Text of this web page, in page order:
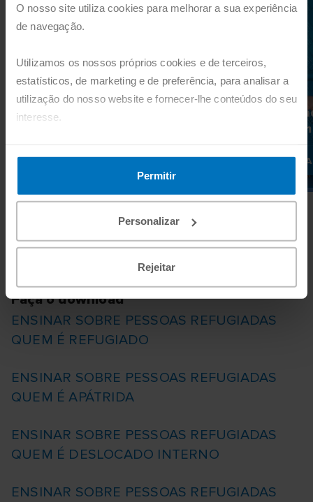
O nosso site utiliza cookies para melhorar a sua experiência
de navegação.
Utilizamos os nossos próprios cookies e de terceiros,
estatísticos, de marketing e de preferência, para analisar a
utilização do nosso website e fornecer-lhe conteúdos do seu
interesse.
"Aceitar". Pode também recusá-los, configurá-los e obter
Permitir
Personalizar
Rejeitar
Comunidade de
SABER MAIS
Recursos Educativos
Faça o download
ENSINAR SOBRE PESSOAS REFUGIADAS
QUEM É REFUGIADO
ENSINAR SOBRE PESSOAS REFUGIADAS
QUEM É APÁTRIDA
ENSINAR SOBRE PESSOAS REFUGIADAS
QUEM É DESLOCADO INTERNO
ENSINAR SOBRE PESSOAS REFUGIADAS